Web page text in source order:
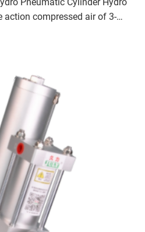
Pneumatic Cylinder Hydro
action compressed air of 3-
oil if VG 68 #10-25